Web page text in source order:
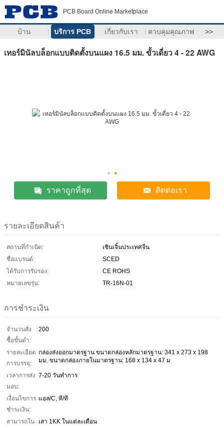
PCB Board Online Marketplace
บ้าน บริการ PCB เกี่ยวกับเรา ควบคุมคุณภาพ >>
เทอร์มินัลบล็อกแบบติดตั้งบนแผง 16.5 มม. ขั้วเดี่ยว 4 - 22 AWG
ราคาถูกที่สุด ติดต่อเรา
รายละเอียดสินค้า
สถานที่กำเนิด:
เซินเจิ้นประเทศจีน
ชื่อแบรนด์:
SCED
ได้รับการรับรอง:
CE ROHS
หมายเลขรุ่น:
TR-16N-01
การชำระเงิน
จำนวนสั่ง
ซื้อขั้นต่ำ:
200
รายละเอียด
การบรรจุ:
กล่องส่งออกมาตรฐาน ขนาดกล่องหลักมาตรฐาน: 341 x 273 x 198
มม. ขนาดกล่องภายในมาตรฐาน: 168 x 134 x 47 ม
เวลาการส่ง
มอบ:
7-20 วันทำการ
เงื่อนไขการ
ชำระเงิน:
แอล/C, ที/ที
สามารถใน
เสา 1KK ในแต่ละเดือน